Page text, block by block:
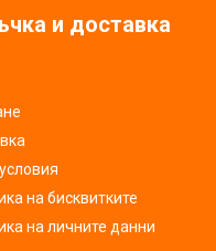
и доставка
на бисквитките
на личните данни